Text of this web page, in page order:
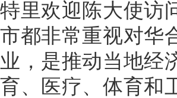
欢迎陈大使访问
都非常重视对华
，是推动当地经
、医疗、体育和